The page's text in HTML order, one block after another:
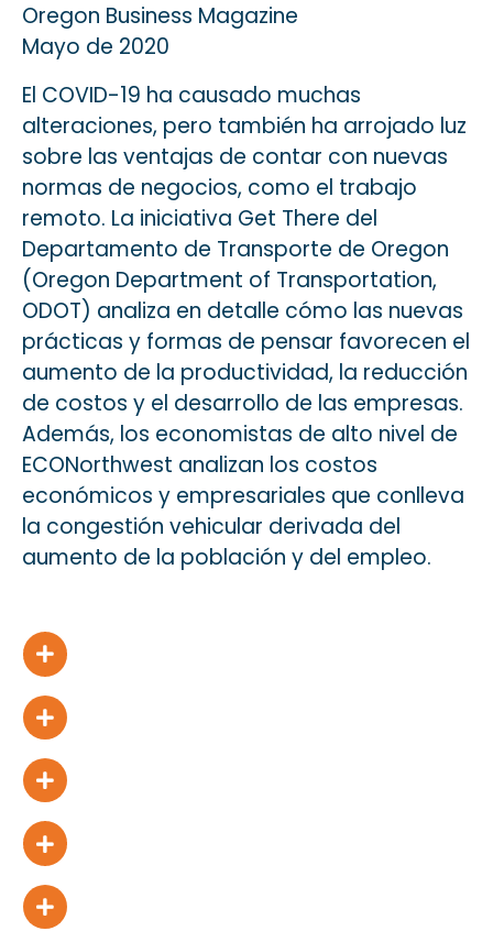
Oregon Business Magazine
Mayo de 2020
El COVID-19 ha causado muchas
alteraciones, pero también ha arrojado luz
sobre las ventajas de contar con nuevas
normas de negocios, como el trabajo
remoto. La iniciativa Get There del
Departamento de Transporte de Oregon
(Oregon Department of Transportation,
ODOT) analiza en detalle cómo las nuevas
prácticas y formas de pensar favorecen el
aumento de la productividad, la reducción
de costos y el desarrollo de las empresas.
Además, los economistas de alto nivel de
ECONorthwest analizan los costos
económicos y empresariales que conlleva
la congestión vehicular derivada del
aumento de la población y del empleo.